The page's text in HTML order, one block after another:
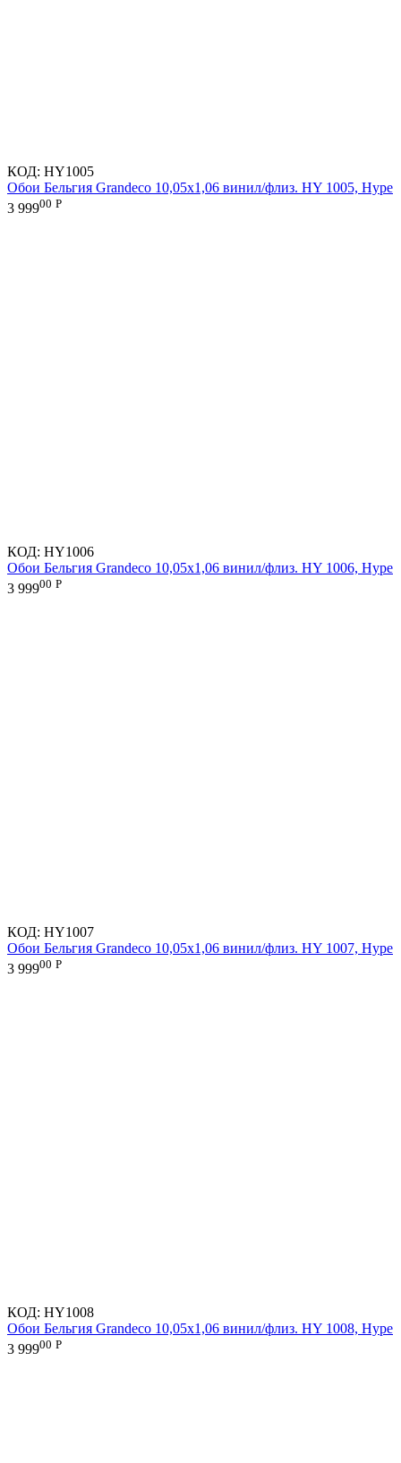
КОД: HY1005
Обои Бельгия Grandeco 10,05х1,06 винил/флиз. HY 1005, Hype
3 99900 Р
КОД: HY1006
Обои Бельгия Grandeco 10,05х1,06 винил/флиз. HY 1006, Hype
3 99900 Р
КОД: HY1007
Обои Бельгия Grandeco 10,05х1,06 винил/флиз. HY 1007, Hype
3 99900 Р
КОД: HY1008
Обои Бельгия Grandeco 10,05х1,06 винил/флиз. HY 1008, Hype
3 99900 Р